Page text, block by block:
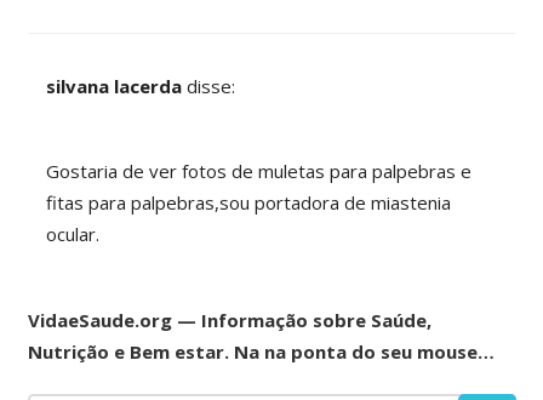
silvana lacerda disse:
Gostaria de ver fotos de muletas para palpebras e
fitas para palpebras,sou portadora de miastenia
ocular.
VidaeSaude.org — Informação sobre Saúde,
Nutrição e Bem estar. Na na ponta do seu mouse…